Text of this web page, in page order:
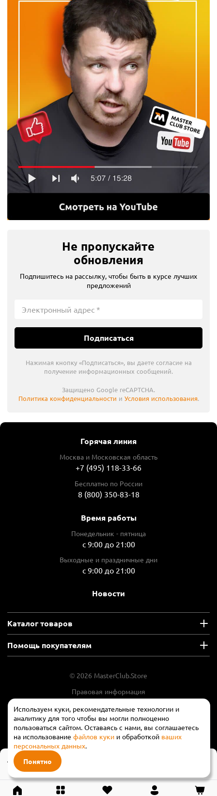
Используем куки, рекомендательные технологии и
аналитику для того чтобы вы могли полноценно
пользоваться сайтом. Оставаясь с нами, вы соглашаетесь
на использование файлов куки и обработкой ваших
персональных данных.
Понятно
45 990 ₽
59 840 ₽
Не пропускайте
обновления
Подпишитесь на рассылку, чтобы быть в курсе лучших
предложений
Подписаться
Нажимая кнопку «Подписаться», вы даете согласие на
получение информационных сообщений.
Защищено Google reCAPTCHA.
Политика конфиденциальности и Условия использования.
Горячая линия
Москва и Московская область
+7 (495) 118-33-66
Бесплатно по России
8 (800) 350-83-18
Время работы
Понедельник - пятница
с 9:00 до 21:00
Выходные и праздничные дни
с 9:00 до 21:00
Новости
Каталог товаров
Помощь покупателям
© 2026 MasterClub.Store
Правовая информация
Положение об обработки и защите
персональных данных